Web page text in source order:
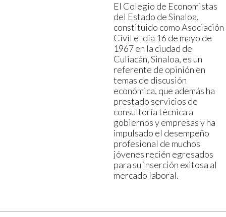
El Colegio de Economistas
del Estado de Sinaloa,
constituido como Asociación
Civil el día 16 de mayo de
1967 en la ciudad de
Culiacán, Sinaloa, es un
referente de opinión en
temas de discusión
económica, que además ha
prestado servicios de
consultoría técnica a
gobiernos y empresas y ha
impulsado el desempeño
profesional de muchos
jóvenes recién egresados
para su inserción exitosa al
mercado laboral.